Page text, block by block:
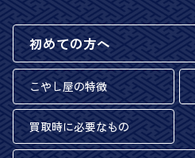
初めての方へ
こやし屋の特徴
買取時に必要なもの